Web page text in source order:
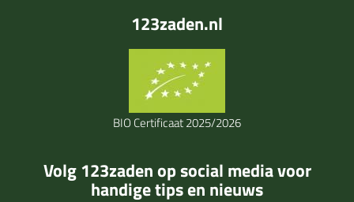
123zaden.nl
BIO Certificaat 2025/2026
Volg 123zaden op social media voor
handige tips en nieuws